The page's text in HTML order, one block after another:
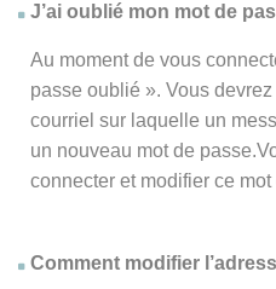
J’ai oublié mon mot de
Au moment de vous
passe oublié ». Vous
courriel sur laquelle un
un nouveau mot de
connecter et modifier ce
Comment modifier